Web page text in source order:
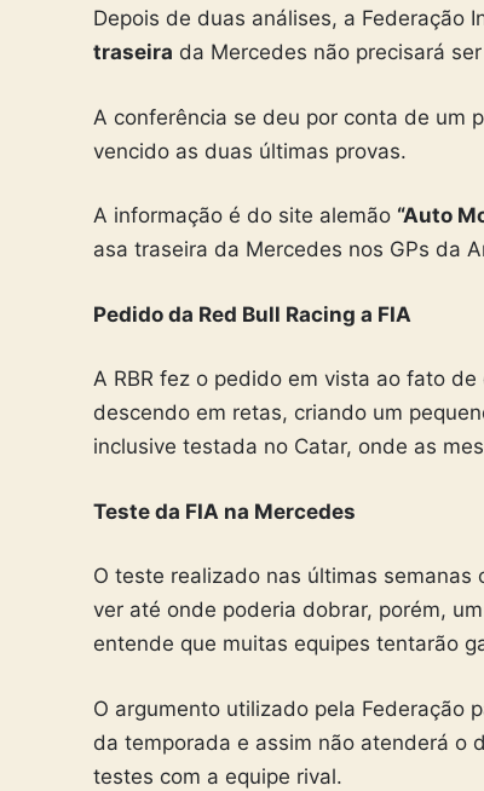
Depois de duas análises, a Federação
traseira da Mercedes não precisará
A conferência se deu por conta de um
vencido as duas últimas provas.
A informação é do site alemão “Auto
asa traseira da Mercedes nos GPs da
Pedido da Red Bull Racing a FIA
A RBR fez o pedido em vista ao fato
descendo em retas, criando um
inclusive testada no Catar, onde as
Teste da FIA na Mercedes
O teste realizado nas últimas
ver até onde poderia dobrar, porém,
entende que muitas equipes tentarão
O argumento utilizado pela Federação
da temporada e assim não atenderá o
testes com a equipe rival.